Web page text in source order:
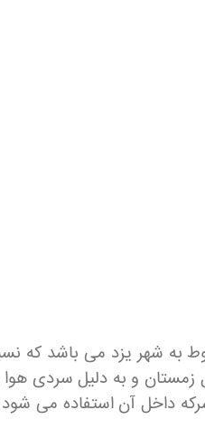
به شهر یزد می باشد که
و به دلیل سردی هوا
داخل آن استفاده می